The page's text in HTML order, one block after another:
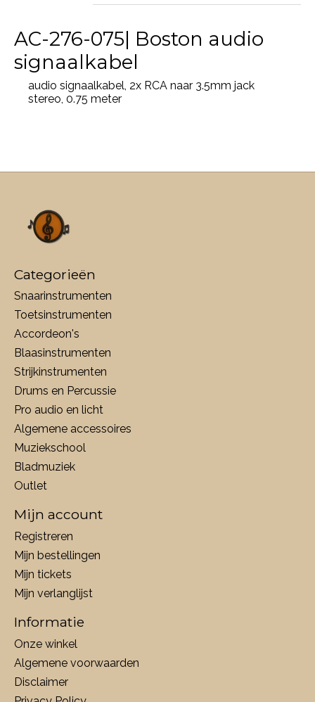
AC-276-075| Boston audio
signaalkabel
audio signaalkabel, 2x RCA naar 3.5mm jack
stereo, 0.75 meter
Categorieën
Snaarinstrumenten
Toetsinstrumenten
Accordeon's
Blaasinstrumenten
Strijkinstrumenten
Drums en Percussie
Pro audio en licht
Algemene accessoires
Muziekschool
Bladmuziek
Outlet
Mijn account
Registreren
Mijn bestellingen
Mijn tickets
Mijn verlanglijst
Informatie
Onze winkel
Algemene voorwaarden
Disclaimer